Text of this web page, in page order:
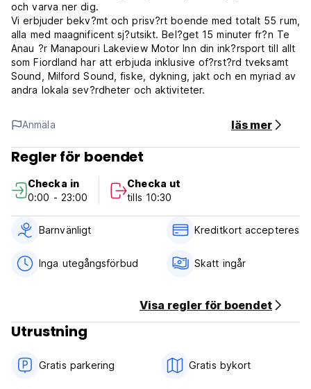
och varva ner dig.
Vi erbjuder bekv?mt och prisv?rt boende med totalt 55 rum,
alla med maagnificent sj?utsikt. Bel?get 15 minuter fr?n Te
Anau ?r Manapouri Lakeview Motor Inn din ink?rsport till allt
som Fiordland har att erbjuda inklusive of?rst?rd tveksamt
Sound, Milford Sound, fiske, dykning, jakt och en myriad av
andra lokala sev?rdheter och aktiviteter.
Anmäla läs mer
Regler för boendet
Checka in
0:00 - 23:00
Checka ut
tills 10:30
Barnvänligt Kreditkort accepteres
Inga utegångsförbud Skatt ingår
Visa regler för boendet
Utrustning
Gratis parkering Gratis bykort